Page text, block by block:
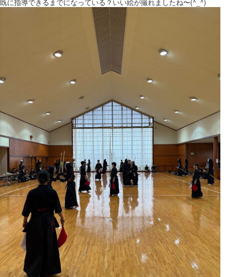
既に指導できるまでになっている？いい絵が撮れましたね〜(^_^)